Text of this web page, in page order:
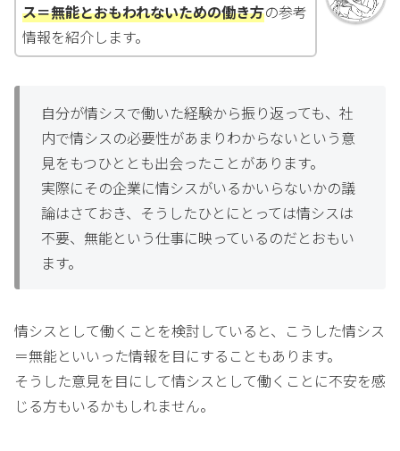
ス＝無能とおもわれないための働き方の参考
情報を紹介します。
自分が情シスで働いた経験から振り返っても、社
内で情シスの必要性があまりわからないという意
見をもつひととも出会ったことがあります。
実際にその企業に情シスがいるかいらないかの議
論はさておき、そうしたひとにとっては情シスは
不要、無能という仕事に映っているのだとおもい
ます。
情シスとして働くことを検討していると、こうした情シス
＝無能といいった情報を目にすることもあります。
そうした意見を目にして情シスとして働くことに不安を感
じる方もいるかもしれません。